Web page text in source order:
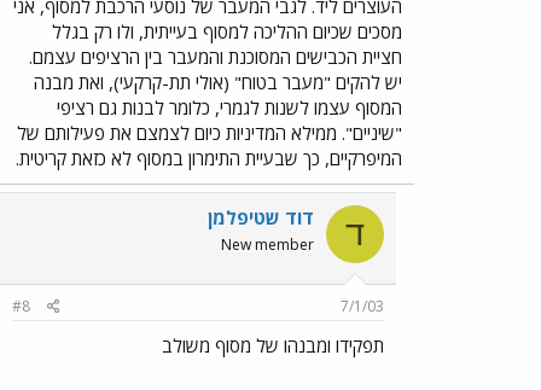
העוצרים ליד. לגבי המעבר של נוסעי הרכבת למסוף, אני
מסכים שכיום ההליכה למסוף בעייתית, ולו רק בגלל
חציית הכבישים המסוכנת והמעבר בין הרציפים עצמם.
יש להקים "מעבר בטוח" (אולי תת-קרקעי), ואת מבנה
המסוף עצמו לשנות לגמרי, כלומר לבנות גם רציפי
"שיניים". ממילא המדיניות כיום לצמצם את פעילותם של
המיפרקיים, כך שבעיית התימרון במסוף לא כזאת קריטית.
ד דוד שטיפלמן
New member
7/1/03
#8
תפקידו ומבנהו של מסוף משולב